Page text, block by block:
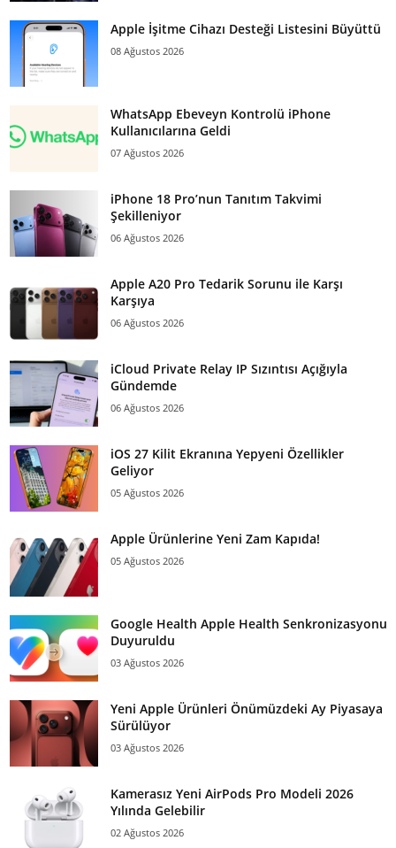
Apple İşitme Cihazı Desteği Listesini Büyüttü
08 Ağustos 2026
WhatsApp Ebeveyn Kontrolü iPhone
Kullanıcılarına Geldi
07 Ağustos 2026
iPhone 18 Pro’nun Tanıtım Takvimi
Şekilleniyor
06 Ağustos 2026
Apple A20 Pro Tedarik Sorunu ile Karşı
Karşıya
06 Ağustos 2026
iCloud Private Relay IP Sızıntısı Açığıyla
Gündemde
06 Ağustos 2026
iOS 27 Kilit Ekranına Yepyeni Özellikler
Geliyor
05 Ağustos 2026
Apple Ürünlerine Yeni Zam Kapıda!
05 Ağustos 2026
Google Health Apple Health Senkronizasyonu
Duyuruldu
03 Ağustos 2026
Yeni Apple Ürünleri Önümüzdeki Ay Piyasaya
Sürülüyor
03 Ağustos 2026
Kamerasız Yeni AirPods Pro Modeli 2026
Yılında Gelebilir
02 Ağustos 2026